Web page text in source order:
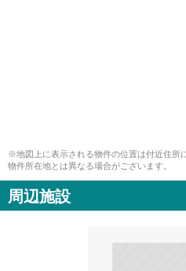
※地図上に表示される物件の位置は付近住所
物件所在地とは異なる場合がございます。
周辺施設